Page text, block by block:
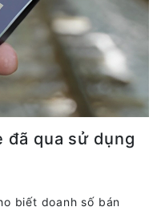
qua sử dụng
biết doanh số bán